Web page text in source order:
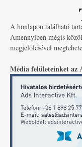
A honlapon található
Amennyiben mégis
megjelölésével
Média felületeinket az